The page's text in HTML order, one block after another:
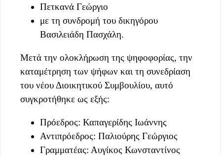
Πετκανά Γεώργιο
με τη συνδρομή του δικηγόρου
Βασιλειάδη Πασχάλη.
Μετά την ολοκλήρωση της ψηφοφορίας, την
καταμέτρηση των ψήφων και τη συνεδρίαση
του νέου Διοικητικού Συμβουλίου, αυτό
συγκροτήθηκε ως εξής:
Πρόεδρος: Καπαγερίδης Ιωάννης
Αντιπρόεδρος: Παλιούρης Γεώργιος
Γραμματέας: Αυγίκος Κωνσταντίνος